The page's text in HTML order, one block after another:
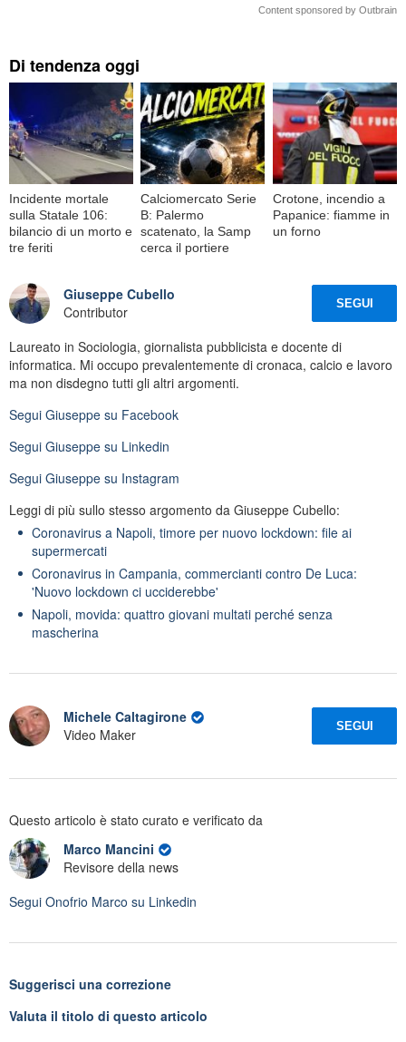
Content sponsored by Outbrain
Di tendenza oggi
Incidente mortale
sulla Statale 106:
bilancio di un morto e
tre feriti
Calciomercato Serie
B: Palermo
scatenato, la Samp
cerca il portiere
Crotone, incendio a
Papanice: fiamme in
un forno
Giuseppe Cubello
Contributor
SEGUI
Laureato in Sociologia, giornalista pubblicista e docente di
informatica. Mi occupo prevalentemente di cronaca, calcio e lavoro
ma non disdegno tutti gli altri argomenti.
Segui Giuseppe su Facebook
Segui Giuseppe su Linkedin
Segui Giuseppe su Instagram
Leggi di più sullo stesso argomento da Giuseppe Cubello:
Coronavirus a Napoli, timore per nuovo lockdown: file ai
supermercati
Coronavirus in Campania, commercianti contro De Luca:
'Nuovo lockdown ci ucciderebbe'
Napoli, movida: quattro giovani multati perché senza
mascherina
Michele Caltagirone
Video Maker
SEGUI
Questo articolo è stato curato e verificato da
Marco Mancini
Revisore della news
Segui Onofrio Marco su Linkedin
Suggerisci una correzione
Valuta il titolo di questo articolo